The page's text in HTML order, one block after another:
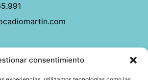
consentimiento